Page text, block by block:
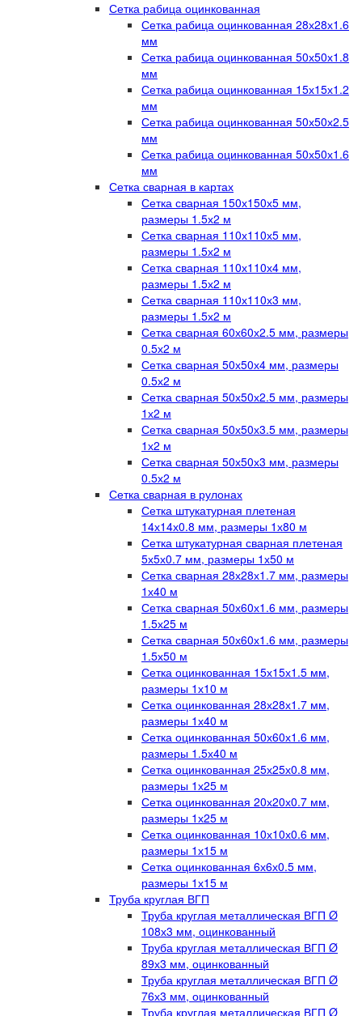
Сетка рабица оцинкованная
Сетка рабица оцинкованная 28х28х1.6
мм
Сетка рабица оцинкованная 50х50х1.8
мм
Сетка рабица оцинкованная 15х15х1.2
мм
Сетка рабица оцинкованная 50х50х2.5
мм
Сетка рабица оцинкованная 50х50х1.6
мм
Сетка сварная в картах
Сетка сварная 150х150х5 мм,
размеры 1.5х2 м
Сетка сварная 110х110х5 мм,
размеры 1.5х2 м
Сетка сварная 110х110х4 мм,
размеры 1.5х2 м
Сетка сварная 110х110х3 мм,
размеры 1.5х2 м
Сетка сварная 60х60х2.5 мм, размеры
0.5х2 м
Сетка сварная 50х50х4 мм, размеры
0.5х2 м
Сетка сварная 50х50х2.5 мм, размеры
1х2 м
Сетка сварная 50х50х3.5 мм, размеры
1х2 м
Сетка сварная 50х50х3 мм, размеры
0.5х2 м
Сетка сварная в рулонах
Сетка штукатурная плетеная
14х14х0.8 мм, размеры 1х80 м
Сетка штукатурная сварная плетеная
5х5х0.7 мм, размеры 1х50 м
Сетка сварная 28х28х1.7 мм, размеры
1х40 м
Сетка сварная 50х60х1.6 мм, размеры
1.5х25 м
Сетка сварная 50х60х1.6 мм, размеры
1.5х50 м
Сетка оцинкованная 15х15х1.5 мм,
размеры 1х10 м
Сетка оцинкованная 28х28х1.7 мм,
размеры 1х40 м
Сетка оцинкованная 50х60х1.6 мм,
размеры 1.5х40 м
Сетка оцинкованная 25х25х0.8 мм,
размеры 1х25 м
Сетка оцинкованная 20х20х0.7 мм,
размеры 1х25 м
Сетка оцинкованная 10х10х0.6 мм,
размеры 1х15 м
Сетка оцинкованная 6х6х0.5 мм,
размеры 1х15 м
Труба круглая ВГП
Труба круглая металлическая ВГП Ø
108х3 мм, оцинкованный
Труба круглая металлическая ВГП Ø
89х3 мм, оцинкованный
Труба круглая металлическая ВГП Ø
76х3 мм, оцинкованный
Труба круглая металлическая ВГП Ø